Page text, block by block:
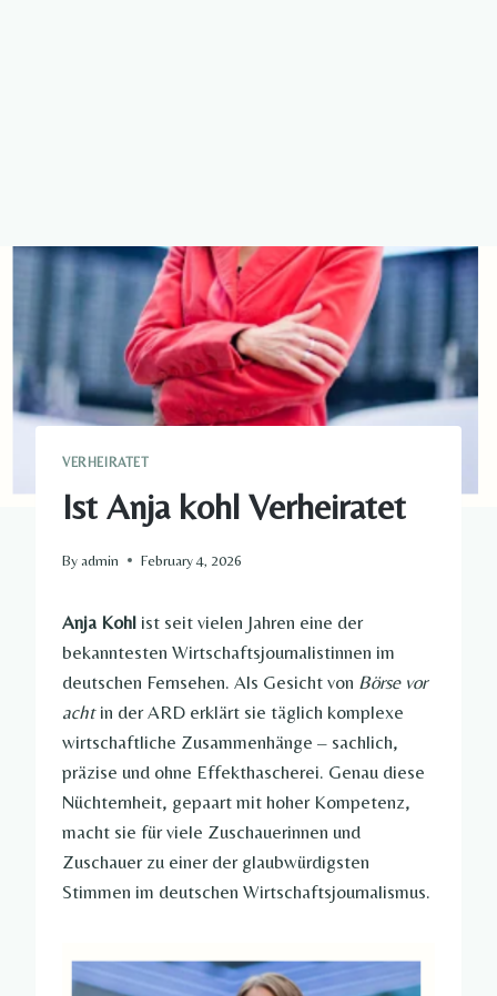
VERHEIRATET
Ist Anja kohl Verheiratet​
By admin February 4, 2026
Anja Kohl ist seit vielen Jahren eine der
bekanntesten Wirtschaftsjournalistinnen im
deutschen Fernsehen. Als Gesicht von Börse vor
achtin der ARD erklärt sie täglich komplexe
wirtschaftliche Zusammenhänge – sachlich,
präzise und ohne Effekthascherei. Genau diese
Nüchternheit, gepaart mit hoher Kompetenz,
macht sie für viele Zuschauerinnen und
Zuschauer zu einer der glaubwürdigsten
Stimmen im deutschen Wirtschaftsjournalismus.